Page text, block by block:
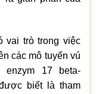
vai trò trong việc
các mô tuyến vú
enzym 17 beta-
biết là tham